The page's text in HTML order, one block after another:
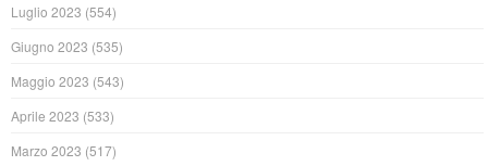
Luglio 2023 (554)
Giugno 2023 (535)
Maggio 2023 (543)
Aprile 2023 (533)
Marzo 2023 (517)